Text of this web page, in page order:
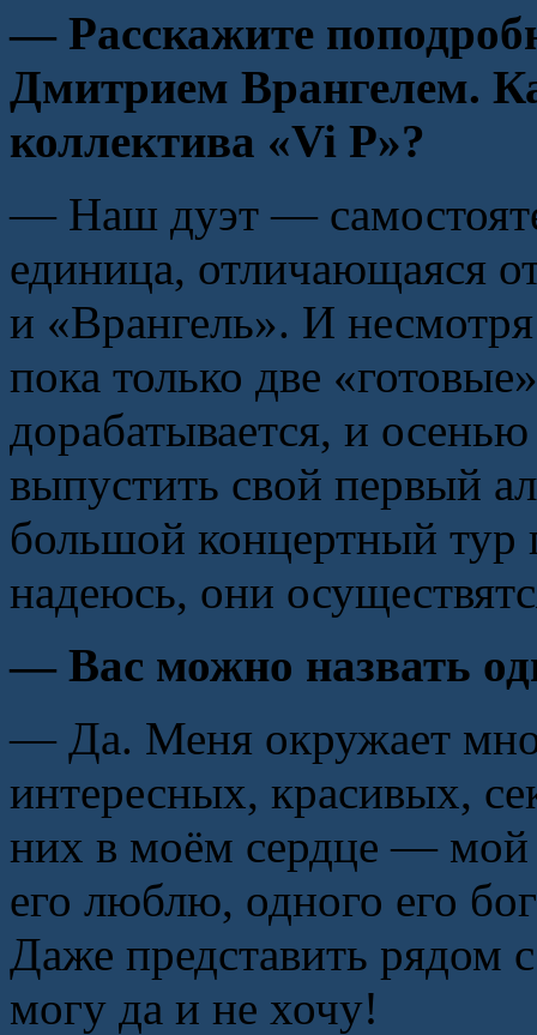
— Расскажите
Дмитрием Врангелем.
коллектива «Vi P»?
— Наш дуэт —
единица, отличающаяся
и «Врангель». И
пока только две
дорабатывается, и
выпустить свой первый
большой концертный
надеюсь, они
— Вас можно назвать
— Да. Меня окружает
интересных, красивых,
них в моём сердце —
его люблю, одного его
Даже представить рядом
могу да и не хочу!